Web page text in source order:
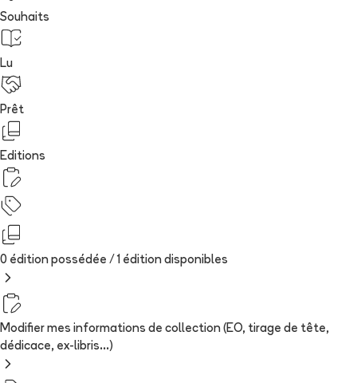
Souhaits
Lu
Prêt
Editions
0 édition possédée / 1 édition disponibles
Modifier mes informations de collection (EO, tirage de tête,
dédicace, ex-libris...)